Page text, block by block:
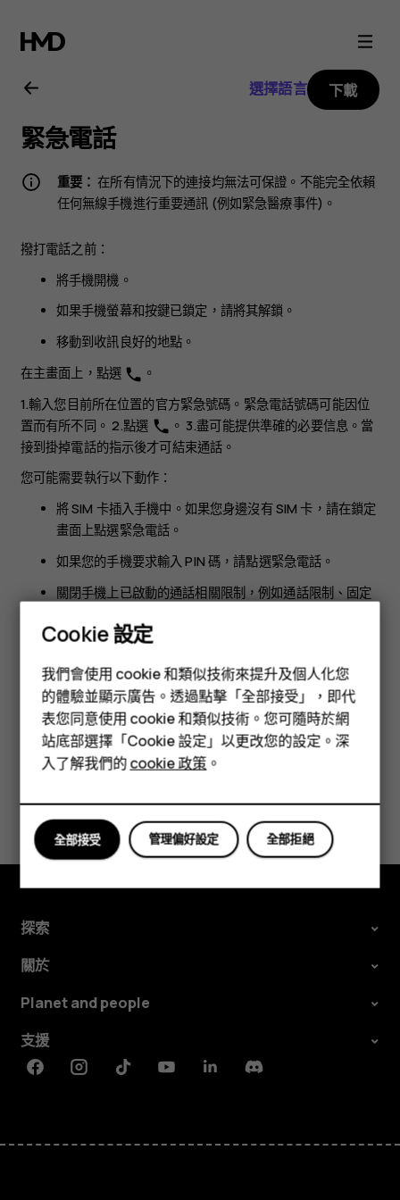
Nokia
3.2
用
戶
南
智慧型手機
功能型手機
配件
平板電腦
選擇語言 下載
緊急電話
重要： 在所有情況下的連接均無法可保證。不能完全依賴
任何無線手機進行重要通訊 (例如緊急醫療事件)。
撥打電話之前：
將手機開機。
如果手機螢幕和按鍵已鎖定，請將其解鎖。
移動到收訊良好的地點。
在主畫面上，點選 phone 。
1.輸入您目前所在位置的官方緊急號碼。緊急電話號碼可能因位
置而有所不同。 2.點選 phone 。 3.盡可能提供準確的必要信息。當
接到掛掉電話的指示後才可結束通話。
您可能需要執行以下動作：
將 SIM 卡插入手機中。如果您身邊沒有 SIM 卡，請在鎖定
畫面上點選緊急電話 。
如果您的手機要求輸入 PIN 碼，請點選緊急電話 。
關閉手機上已啟動的通話相關限制，例如通話限制、固定
如果流動網絡無法使用，但是您可以接入互聯網，您也可
以嘗試撥打互聯網通話。
您認為這有幫助嗎？
是 否
探索
關於
Planet and people
支援
FacebookInstagramTiktokYoutubeLinkedinDiscord
Cookie 設定
我們會使用 cookie 和類似技術來提升及個人化您
的體驗並顯示廣告。透過點擊「全部接受」，即代
表您同意使用 cookie 和類似技術。您可隨時於網
站底部選擇「Cookie 設定」以更改您的設定。深
入了解我們的cookie 政策 。
全部拒絕
管理偏好設定
全部接受